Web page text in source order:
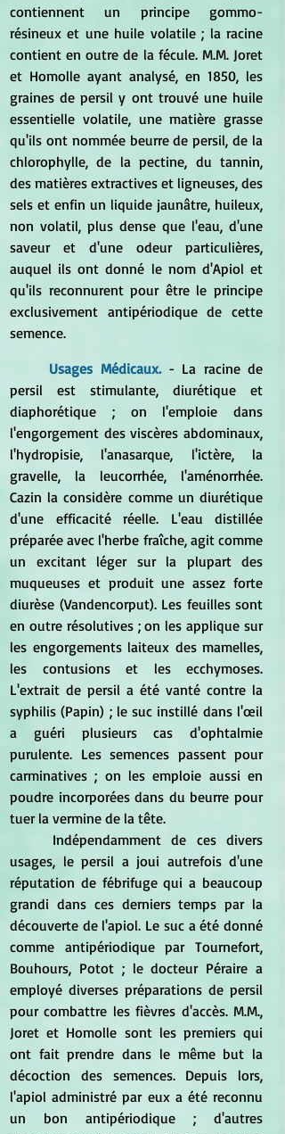
contiennent un principe gommo-
résineux et une huile volatile ; la racine
contient en outre de la fécule. M.M. Joret
et Homolle ayant analysé, en 1850, les
graines de persil y ont trouvé une huile
essentielle volatile, une matière grasse
qu'ils ont nommée beurre de persil, de la
chlorophylle, de la pectine, du tannin,
des matières extractives et ligneuses, des
sels et enfin un liquide jaunâtre, huileux,
non volatil, plus dense que l'eau, d'une
saveur et d'une odeur particulières,
auquel ils ont donné le nom d'Apiol et
qu'ils reconnurent pour être le principe
exclusivement antipériodique de cette
semence.
Usages Médicaux. - La racine de
persil est stimulante, diurétique et
diaphorétique ; on l'emploie dans
l'engorgement des viscères abdominaux,
l'hydropisie, l'anasarque, l'ictère, la
gravelle, la leucorrhée, l'aménorrhée.
Cazin la considère comme un diurétique
d'une efficacité réelle. L'eau distillée
préparée avec l'herbe fraîche, agit comme
un excitant léger sur la plupart des
muqueuses et produit une assez forte
diurèse (Vandencorput). Les feuilles sont
en outre résolutives ; on les applique sur
les engorgements laiteux des mamelles,
les contusions et les ecchymoses.
L'extrait de persil a été vanté contre la
syphilis (Papin) ; le suc instillé dans l'œil
a guéri plusieurs cas d'ophtalmie
purulente. Les semences passent pour
carminatives ; on les emploie aussi en
poudre incorporées dans du beurre pour
tuer la vermine de la tête.
usages, le persil a joui autrefois d'une
réputation de fébrifuge qui a beaucoup
grandi dans ces derniers temps par la
découverte de l'apiol. Le suc a été donné
comme antipériodique par Tournefort,
Bouhours, Potot ; le docteur Péraire a
employé diverses préparations de persil
pour combattre les fièvres d'accès. M.M.,
Joret et Homolle sont les premiers qui
ont fait prendre dans le même but la
décoction des semences. Depuis lors,
l'apiol administré par eux a été reconnu
un bon antipériodique ; d'autres